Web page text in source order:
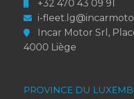
+32 470 43 09 91
i-
Incar Motor Srl,
4000 Liège
PROVINCE DU